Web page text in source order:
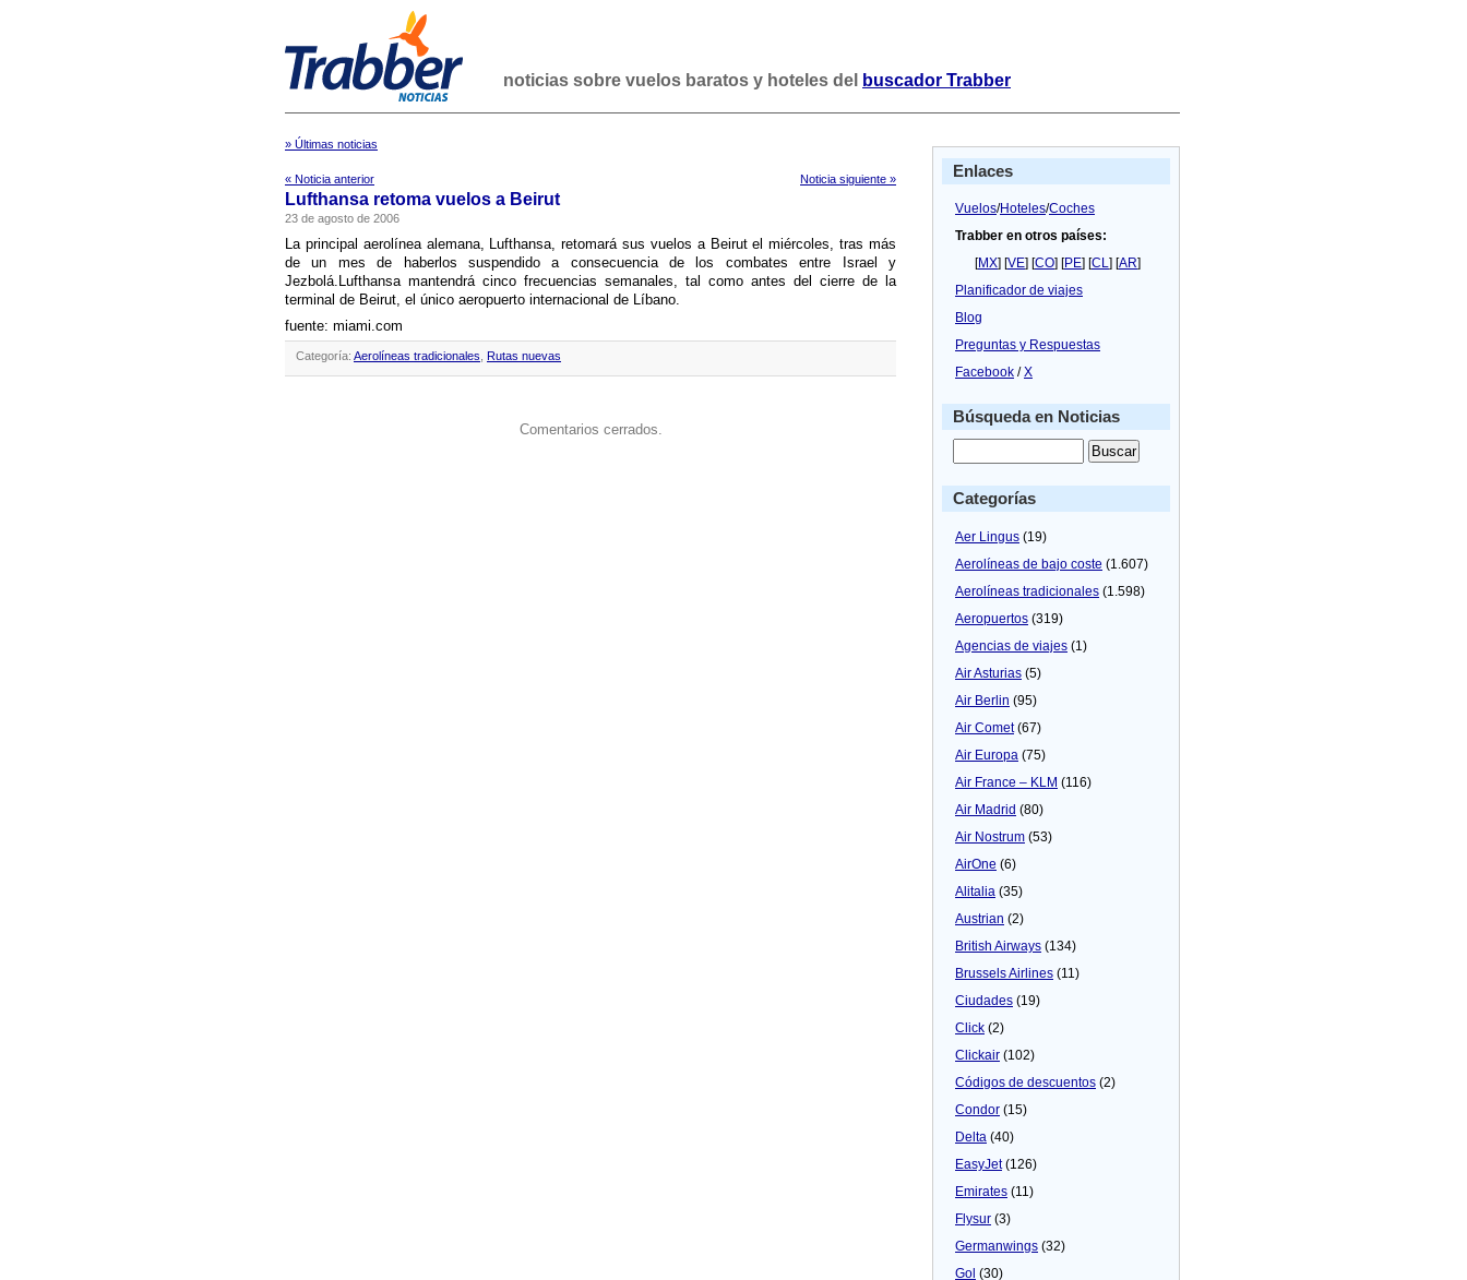
noticias sobre vuelos baratos y hoteles del buscador Trabber
» Últimas noticias
« Noticia anterior Noticia siguiente »
Lufthansa retoma vuelos a Beirut
23 de agosto de 2006
La principal aerolí­nea alemana, Lufthansa, retomará sus vuelos a Beirut el miércoles, tras más
de un mes de haberlos suspendido a consecuencia de los combates entre Israel y
Jezbolá.Lufthansa mantendrá cinco frecuencias semanales, tal como antes del cierre de la
terminal de Beirut, el único aeropuerto internacional de Lí­bano.
fuente: miami.com
Categoría: Aerolíneas tradicionales Rutas nuevas
Comentarios cerrados.
Enlaces
Vuelos/Hoteles/Coches
Trabber en otros países:
[MX] [VE] [CO] [PE] [CL] [AR]
Planificador de viajes
Blog
Preguntas y Respuestas
Facebook /X
Búsqueda en Noticias
Categorías
Aer Lingus (19)
Aerolíneas de bajo coste (1.607)
Aerolíneas tradicionales (1.598)
Aeropuertos (319)
Agencias de viajes (1)
Air Asturias (5)
Air Berlin (95)
Air Comet(67)
Air Europa (75)
Air France – KLM (116)
Air Madrid (80)
Air Nostrum (53)
AirOne (6)
Alitalia (35)
Austrian (2)
British Airways (134)
Brussels Airlines (11)
Ciudades (19)
Click (2)
Clickair (102)
Códigos de descuentos (2)
Condor (15)
Delta (40)
EasyJet(126)
Emirates (11)
Flysur (3)
Germanwings (32)
Gol (30)